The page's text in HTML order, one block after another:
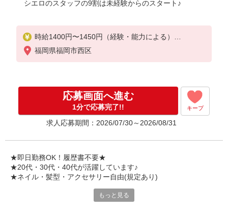
シエロのスタッフの9割は未経験からのスタート♪
時給1400円〜1450円（経験・能力による）
※残業代支給
★交通費別途支給（規定あり）
入社祝い金10万円支給(規定有)
お友達を紹介頂くと,
インセンティブ支給(規定有)
゜・。○。・゜+゜・。○。・゜+゜
福岡県福岡市西区
応募画面へ進む
1分で応募完了!! キープ
求人応募期間：2026/07/30～2026/08/31
★即日勤務OK！履歴書不要★
★20代・30代・40代が活躍しています♪
★ネイル・髪型・アクセサリー自由(規定あり)
シエロのスタッフは9割が未経験スタート。
もっと見る